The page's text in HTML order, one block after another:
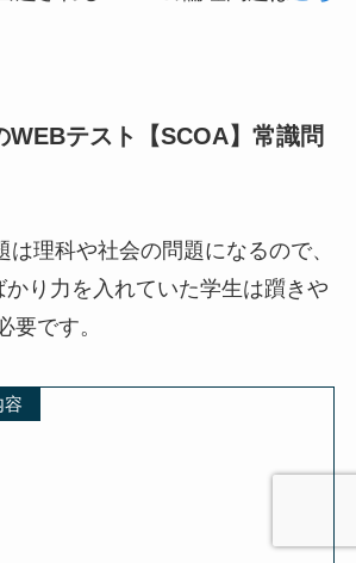
WEBテスト【SCOA】常識問
は理科や社会の問題になるので、
り力を入れていた学生は躓きや
要です。
容